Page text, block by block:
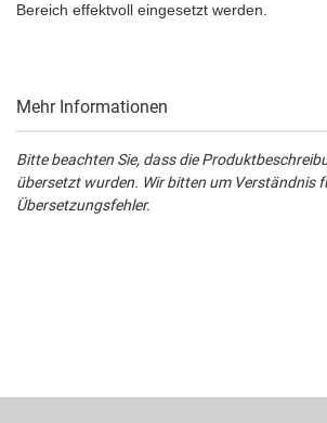
Bereich effektvoll eingesetzt werden.
Mehr Informationen
Bitte beachten Sie, dass die
übersetzt wurden. Wir bitten um Verständnis
Übersetzungsfehler.